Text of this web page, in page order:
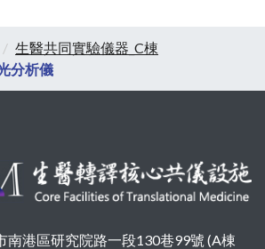
生醫共同實驗儀器_C棟
分析儀
南港區研究院路一段130巷99號 (A棟